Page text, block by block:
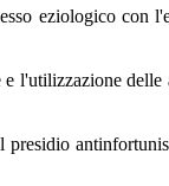
eziologico con
l'utilizzazione delle